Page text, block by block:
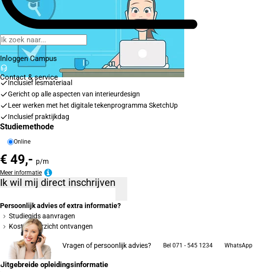
Inloggen Campus
Contact& service
Inclusief lesmateriaal
Gericht op alle aspecten van interieurdesign
Leer werken met het digitale tekenprogramma SketchUp
Inclusief praktijkdag
Studiemethode
Online
€ 49,- p/m
Meer informatie
Ik wil mij direct inschrijven
Persoonlijk advies of extra informatie?
Studiegids aanvragen
Kostenoverzicht ontvangen
Vragen of persoonlijk advies? Bel 071 - 545 1234 WhatsApp
Uitgebreide opleidingsinformatie